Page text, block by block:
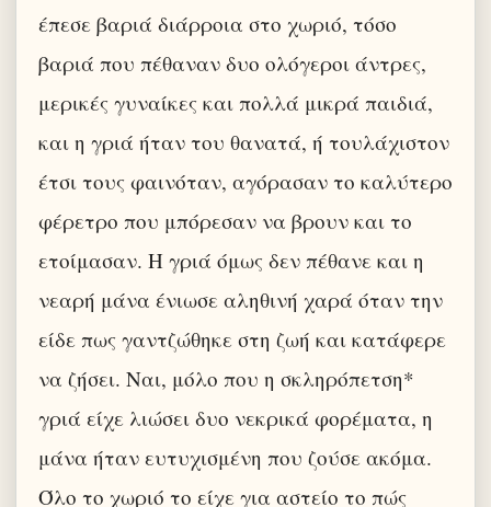
έπεσε βαριά διάρροια στο χωριό, τόσο
βαριά που πέθαναν δυο ολόγεροι άντρες,
μερικές γυναίκες και πολλά μικρά παιδιά,
και η γριά ήταν του θανατά, ή τουλάχιστον
έτσι τους φαινόταν, αγόρασαν το καλύτερο
φέρετρο που μπόρεσαν να βρουν και το
ετοίμασαν. Η γριά όμως δεν πέθανε και η
νεαρή μάνα ένιωσε αληθινή χαρά όταν την
είδε πως γαντζώθηκε στη ζωή και κατάφερε
να ζήσει. Ναι, μόλο που η σκληρόπετση*
γριά είχε λιώσει δυο νεκρικά φορέματα, η
μάνα ήταν ευτυχισμένη που ζούσε ακόμα.
Όλο το χωριό το είχε για αστείο το πώς